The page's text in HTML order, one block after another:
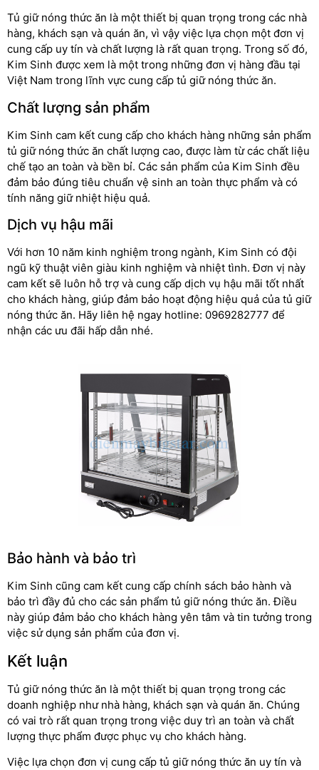
Tủ giữ nóng thức ăn là một thiết bị quan trọng trong các nhà
hàng, khách sạn và quán ăn, vì vậy việc lựa chọn một đơn vị
cung cấp uy tín và chất lượng là rất quan trọng. Trong số đó,
Kim Sinh được xem là một trong những đơn vị hàng đầu tại
Việt Nam trong lĩnh vực cung cấp tủ giữ nóng thức ăn.
Chất lượng sản phẩm
Kim Sinh cam kết cung cấp cho khách hàng những sản phẩm
tủ giữ nóng thức ăn chất lượng cao, được làm từ các chất liệu
chế tạo an toàn và bền bỉ. Các sản phẩm của Kim Sinh đều
đảm bảo đúng tiêu chuẩn vệ sinh an toàn thực phẩm và có
tính năng giữ nhiệt hiệu quả.
Dịch vụ hậu mãi
Với hơn 10 năm kinh nghiệm trong ngành, Kim Sinh có đội
ngũ kỹ thuật viên giàu kinh nghiệm và nhiệt tình. Đơn vị này
cam kết sẽ luôn hỗ trợ và cung cấp dịch vụ hậu mãi tốt nhất
cho khách hàng, giúp đảm bảo hoạt động hiệu quả của tủ giữ
nóng thức ăn. Hãy liên hệ ngay hotline: 0969282777 để
nhận các ưu đãi hấp dẫn nhé.
Bảo hành và bảo trì
Kim Sinh cũng cam kết cung cấp chính sách bảo hành và
bảo trì đầy đủ cho các sản phẩm tủ giữ nóng thức ăn. Điều
này giúp đảm bảo cho khách hàng yên tâm và tin tưởng trong
việc sử dụng sản phẩm của đơn vị.
Kết luận
Tủ giữ nóng thức ăn là một thiết bị quan trọng trong các
doanh nghiệp như nhà hàng, khách sạn và quán ăn. Chúng
có vai trò rất quan trọng trong việc duy trì an toàn và chất
lượng thực phẩm được phục vụ cho khách hàng.
Việc lựa chọn đơn vị cung cấp tủ giữ nóng thức ăn uy tín và